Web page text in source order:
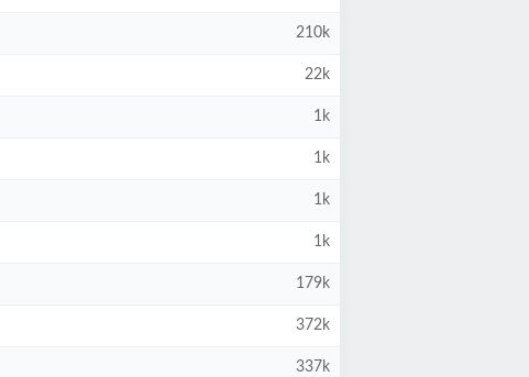
210k
22k
1k
1k
1k
1k
179k
372k
337k